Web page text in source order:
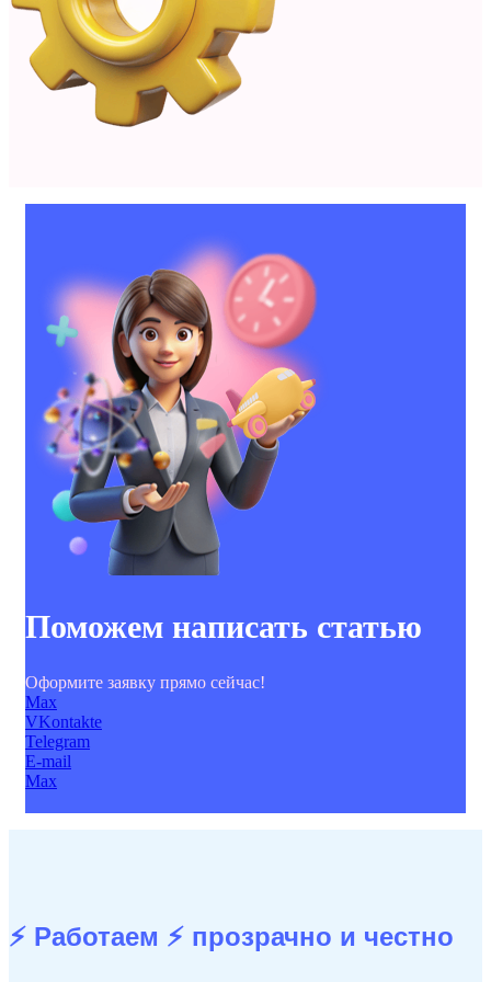
Поможем написать статью
Оформите заявку прямо сейчас!
Max
VKontakte
Telegram
E-mail
Max
⚡ Работаем ⚡ прозрачно и честно